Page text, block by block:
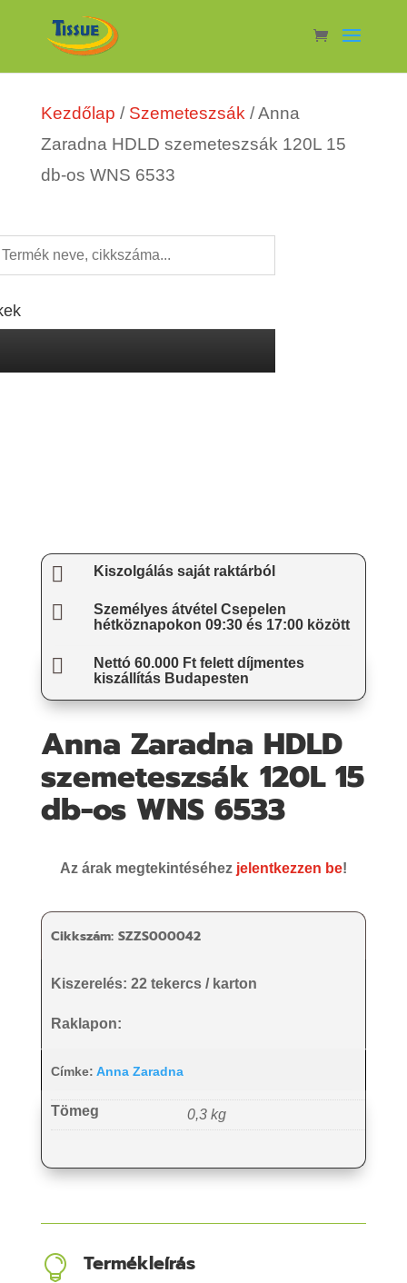
Kezdőlap / Szemeteszsák / Anna
Zaradna HDLD szemeteszsák 120L 15
db-os WNS 6533
 Kiszolgálás saját raktárból

Személyes átvétel Csepelen
hétköznapokon 09:30 és 17:00 között

Nettó 60.000 Ft felett díjmentes
kiszállítás Budapesten
Anna Zaradna HDLD
szemeteszsák 120L 15
db-os WNS 6533
Az árak megtekintéséhezjelentkezzen be!
Cikkszám: SZZS000042
Kiszerelés: 22 tekercs / karton
Raklapon:
Címke: Anna Zaradna
Tömeg 0,3 kg
 Termékleírás